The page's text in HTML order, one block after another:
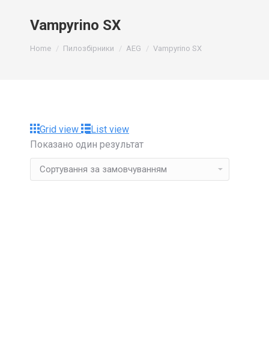
Vampyrino SX
Home Пилозбірники AEG Vampyrino SX
Grid view
List view
Показано один результат